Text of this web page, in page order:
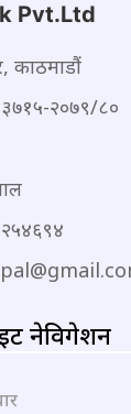
Pvt.Ltd
काठमाडौं
३७१५-२०७९/८०
नेविगेशन